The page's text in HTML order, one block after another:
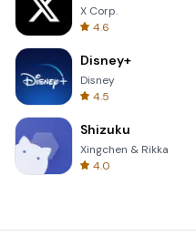
X Corp.
4.6
Disney+
Disney
4.5
Shizuku
Xingchen & Rikka
4.0